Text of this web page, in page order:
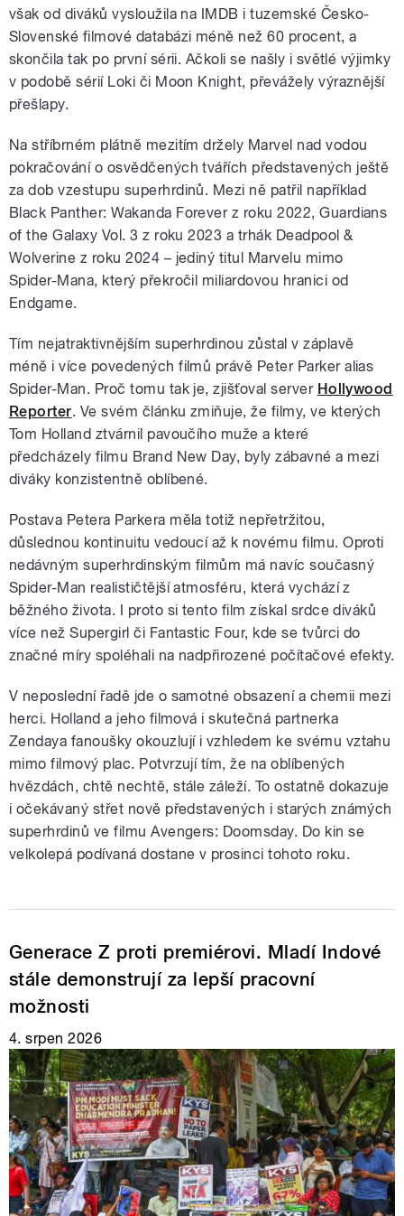
však od diváků vysloužila na IMDB i tuzemské Česko-
Slovenské filmové databázi méně než 60 procent, a
skončila tak po první sérii. Ačkoli se našly i světlé výjimky
v podobě sérií Loki či Moon Knight, převážely výraznější
přešlapy.
Na stříbrném plátně mezitím držely Marvel nad vodou
pokračování o osvědčených tvářích představených ještě
za dob vzestupu superhrdinů. Mezi ně patřil například
Black Panther: Wakanda Forever z roku 2022, Guardians
of the Galaxy Vol. 3 z roku 2023 a trhák Deadpool &
Wolverine z roku 2024 – jediný titul Marvelu mimo
Spider-Mana, který překročil miliardovou hranici od
Endgame.
Tím nejatraktivnějším superhrdinou zůstal v záplavě
méně i více povedených filmů právě Peter Parker alias
Spider-Man. Proč tomu tak je, zjišťoval server Hollywood
Reporter. Ve svém článku zmiňuje, že filmy, ve kterých
Tom Holland ztvárnil pavoučího muže a které
předcházely filmu Brand New Day, byly zábavné a mezi
diváky konzistentně oblíbené.
Postava Petera Parkera měla totiž nepřetržitou,
důslednou kontinuitu vedoucí až k novému filmu. Oproti
nedávným superhrdinským filmům má navíc současný
Spider-Man realističtější atmosféru, která vychází z
běžného života. I proto si tento film získal srdce diváků
více než Supergirl či Fantastic Four, kde se tvůrci do
značné míry spoléhali na nadpřirozené počítačové efekty.
V neposlední řadě jde o samotné obsazení a chemii mezi
herci. Holland a jeho filmová i skutečná partnerka
Zendaya fanoušky okouzlují i vzhledem ke svému vztahu
mimo filmový plac. Potvrzují tím, že na oblíbených
hvězdách, chtě nechtě, stále záleží. To ostatně dokazuje
i očekávaný střet nově představených i starých známých
superhrdinů ve filmu Avengers: Doomsday. Do kin se
velkolepá podívaná dostane v prosinci tohoto roku.
Generace Z proti premiérovi. Mladí Indové
stále demonstrují za lepší pracovní
možnosti
4. srpen 2026